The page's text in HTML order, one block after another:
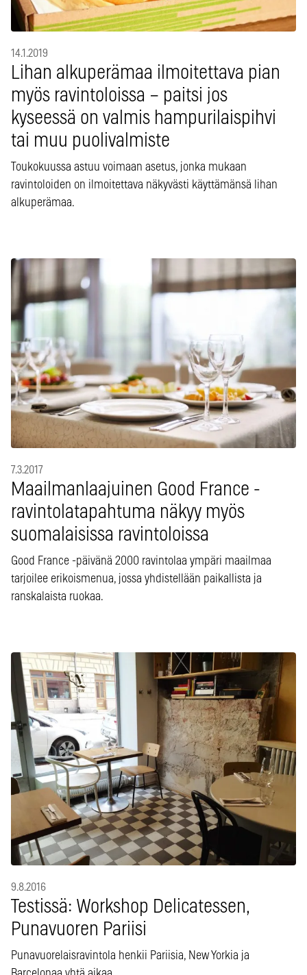
14.1.2019
Lihan alkuperämaa ilmoitettava pian
myös ravintoloissa – paitsi jos
kyseessä on valmis hampurilaispihvi
tai muu puolivalmiste
Toukokuussa astuu voimaan asetus, jonka mukaan
ravintoloiden on ilmoitettava näkyvästi käyttämänsä lihan
alkuperämaa.
7.3.2017
Maailmanlaajuinen Good France -
ravintolatapahtuma näkyy myös
suomalaisissa ravintoloissa
Good France -päivänä 2000 ravintolaa ympäri maailmaa
tarjoilee erikoismenua, jossa yhdistellään paikallista ja
ranskalaista ruokaa.
9.8.2016
Testissä: Workshop Delicatessen,
Punavuoren Pariisi
Punavuorelaisravintola henkii Pariisia, New Yorkia ja